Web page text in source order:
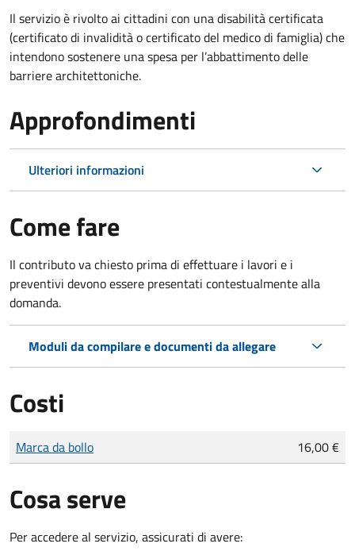
Il servizio è rivolto ai cittadini con una disabilità certificata
(certificato di invalidità o certificato del medico di famiglia) che
intendono sostenere una spesa per l’abbattimento delle
barriere architettoniche.
Approfondimenti
Ulteriori informazioni
Come fare
Il contributo va chiesto prima di effettuare i lavori e i
preventivi devono essere presentati contestualmente alla
domanda.
Moduli da compilare e documenti da allegare
Costi
Tipo di pagamento
Importo
Marca da bollo 16,00 €
Cosa serve
Per accedere al servizio, assicurati di avere: